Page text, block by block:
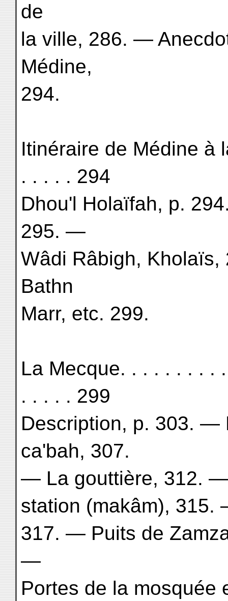
de
la ville, 286. —
Médine,
294.
Itinéraire de Médine à
. . . . . 294
Dhou'l Holaïfah, p.
295. —
Wâdi Râbigh,
Bathn
Marr, etc. 299.
La Mecque. . . . . . . . .
. . . . . 299
Description, p. 303.
ca'bah, 307.
— La gouttière, 312.
station (makâm),
317. — Puits de
—
Portes de la mosquée